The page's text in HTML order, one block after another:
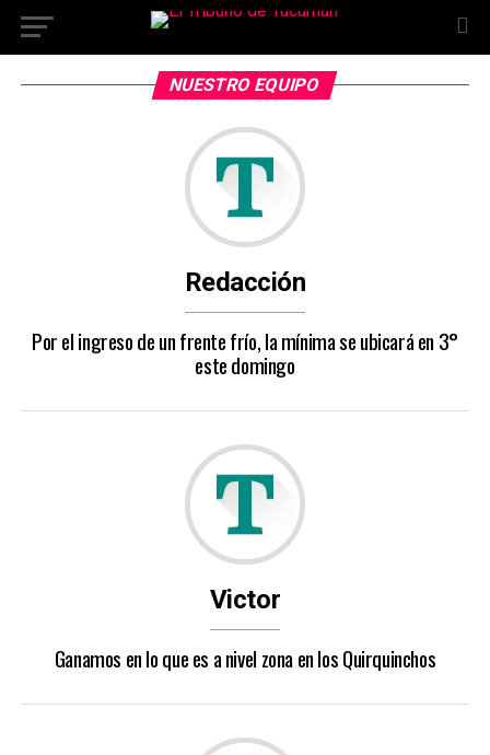
NUESTRO EQUIPO
Redacción
Por el ingreso de un frente frío, la mínima se ubicará en 3°
este domingo
Victor
Ganamos en lo que es a nivel zona en los Quirquinchos